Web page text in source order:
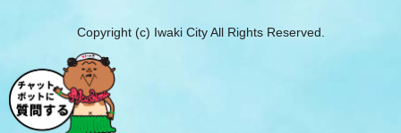
Copyright (c) Iwaki City All Rights Reserved.